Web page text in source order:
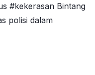
#kekerasan Bintang
polisi dalam